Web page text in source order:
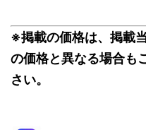
※掲載の価格は、掲載
の価格と異なる場合も
さい。